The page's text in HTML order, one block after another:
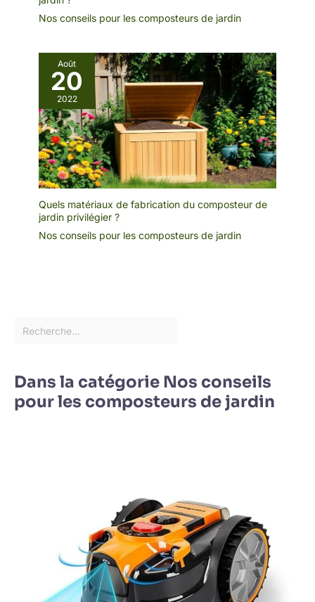
la sécurité pendant
que vous travaillez
Nos conseils pour les composteurs de jardin
Août
20
2022
Quels matériaux de fabrication du composteur de
jardin privilégier ?
Nos conseils pour les composteurs de jardin
Dans la catégorie Nos conseils
pour les composteurs de jardin